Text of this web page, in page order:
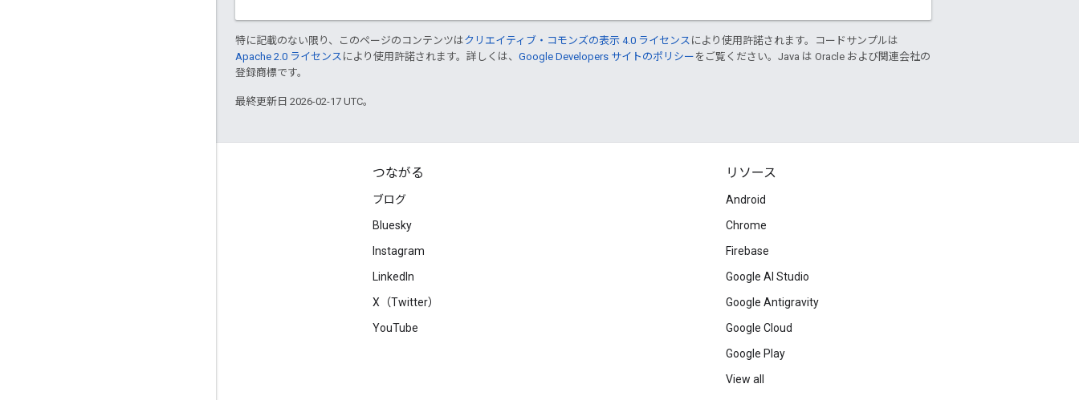
特に記載のない限り、このページのコンテンツはクリエイティブ・コモンズの表示 4.0 ライセンス により使用許諾されます。コードサンプルは
Apache 2.0 ライセンス により使用許諾されます。詳しくは、 Google Developers サイトのポリシー をご覧ください。Java は Oracle および関連会社の
登録商標です。
最終更新日 2026-02-17 UTC。
つながる
ブログ
Bluesky
Instagram
LinkedIn
X（Twitter）
YouTube
リソース
Android
Chrome
Firebase
Google AI Studio
Google Antigravity
Google Cloud
Google Play
View all